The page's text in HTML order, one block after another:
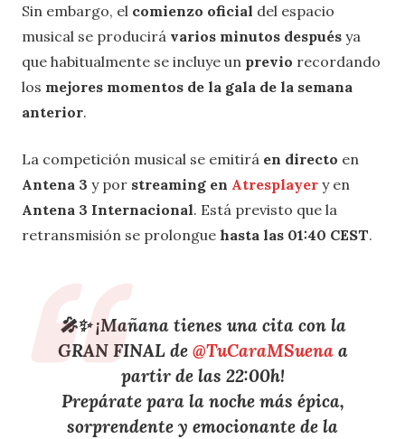
Sin embargo, el comienzo oficial del espacio
musical se producirá varios minutos después ya
que habitualmente se incluye un previo recordando
los mejores momentos de la gala de la semana
anterior.
La competición musical se emitirá en directo en
Antena 3 y por streaming en Atresplayer y en
Antena 3 Internacional. Está previsto que la
retransmisión se prolongue hasta las 01:40 CEST.
🎤✨ ¡Mañana tienes una cita con la
GRAN FINAL de @TuCaraMSuenaa
partir de las 22:00h!
Prepárate para la noche más épica,
sorprendente y emocionante de la